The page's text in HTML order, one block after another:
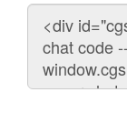
Código
para
embeber
chat